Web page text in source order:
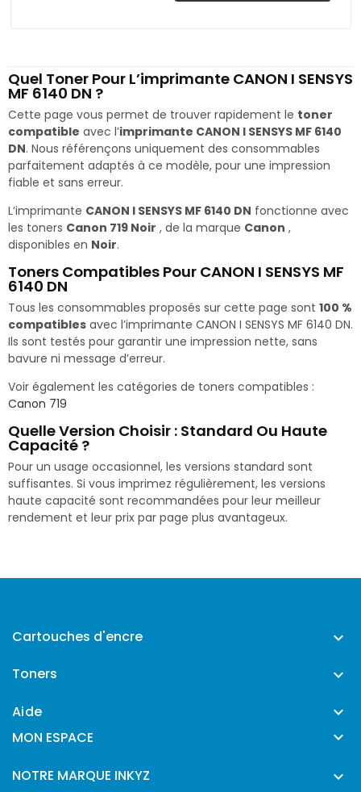
Quel Toner Pour L’imprimante CANON I SENSYS
MF 6140 DN ?
Cette page vous permet de trouver rapidement le toner
compatible avec l’imprimante CANON I SENSYS MF 6140
DN. Nous référençons uniquement des consommables
parfaitement adaptés à ce modèle, pour une impression
fiable et sans erreur.
L’imprimante CANON I SENSYS MF 6140 DN fonctionne avec
les toners Canon 719 Noir , de la marque Canon ,
disponibles en Noir.
Toners Compatibles Pour CANON I SENSYS MF
6140 DN
Tous les consommables proposés sur cette page sont 100 %
compatibles avec l’imprimante CANON I SENSYS MF 6140 DN.
Ils sont testés pour garantir une impression nette, sans
bavure ni message d’erreur.
Voir également les catégories de toners compatibles :
Canon 719
Quelle Version Choisir : Standard Ou Haute
Capacité ?
Pour un usage occasionnel, les versions standard sont
suffisantes. Si vous imprimez régulièrement, les versions
haute capacité sont recommandées pour leur meilleur
rendement et leur prix par page plus avantageux.
Cartouches d'encre 
Toners 
Aide 
MON ESPACE 
NOTRE MARQUE INKYZ 